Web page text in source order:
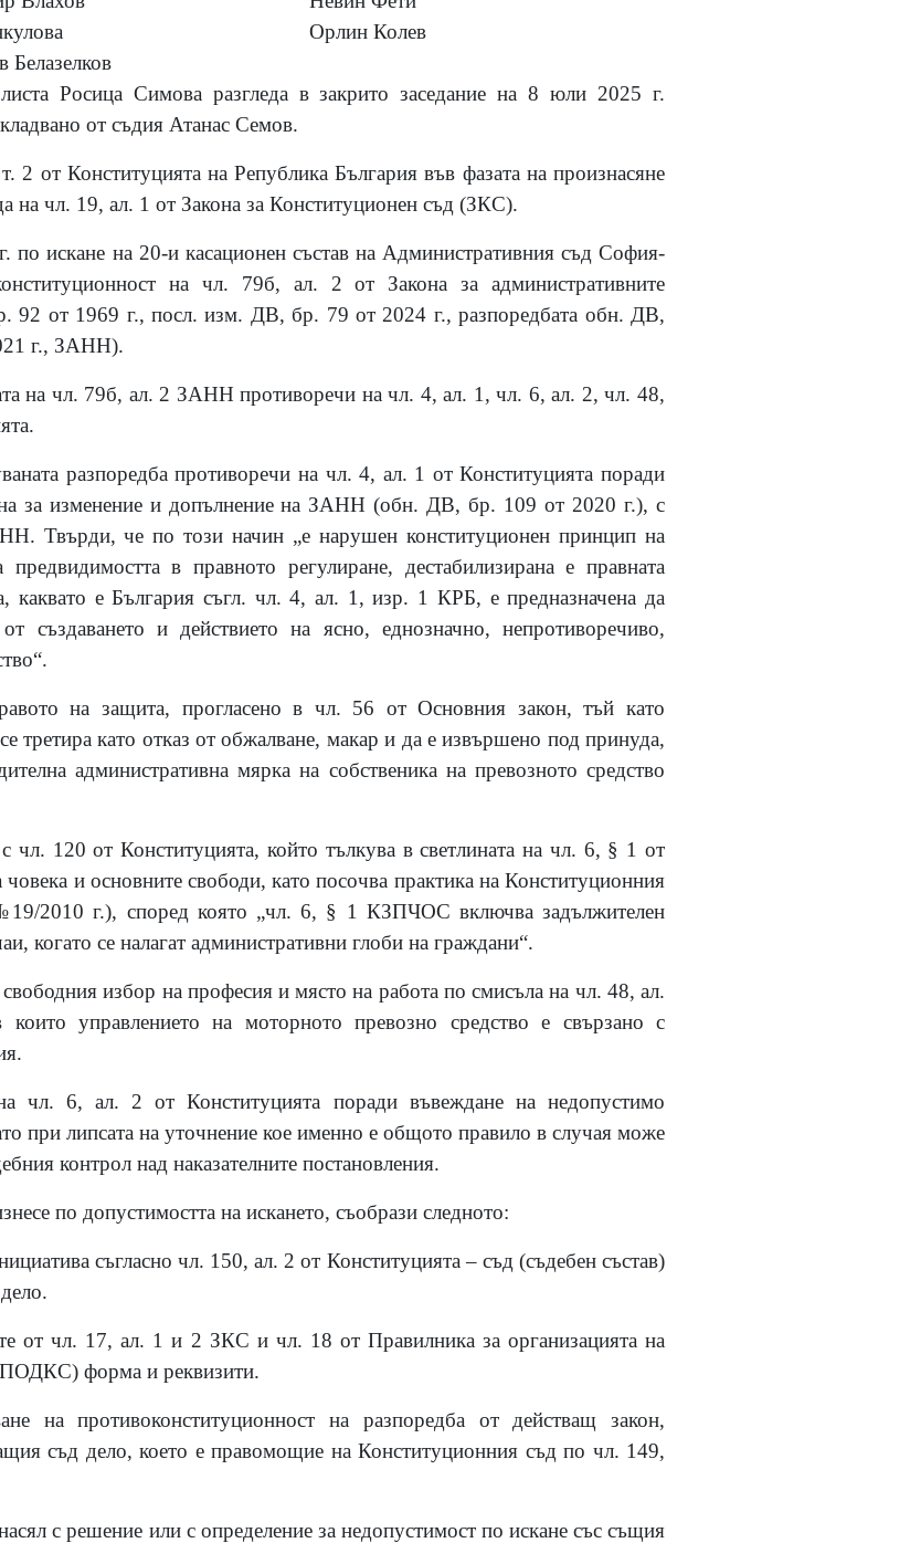
Орлин Колев
Белазелков
Росица Симова разгледа в закрито заседание на 8 юли 2025 г.
от съдия Атанас Семов.
2 от Конституцията на Република България във фазата на произнасяне
на чл. 19, ал. 1 от Закона за Конституционен съд (ЗКС).
по искане на 20-и касационен състав на Административния съд София-
на чл. 79б, ал. 2 от Закона за административните
92 от 1969 г., посл. изм. ДВ, бр. 79 от 2024 г., разпоредбата обн. ДВ,
г., ЗАНН).
на чл. 79б, ал. 2 ЗАНН противоречи на чл. 4, ал. 1, чл. 6, ал. 2, чл. 48,
разпоредба противоречи на чл. 4, ал. 1 от Конституцията поради
за изменение и допълнение на ЗАНН (обн. ДВ, бр. 109 от 2020 г.), с
Твърди, че по този начин „е нарушен конституционен принцип на
в правното регулиране, дестабилизирана е правната
каквато е България съгл. чл. 4, ал. 1, изр. 1 КРБ, е предназначена да
създаването и действието на ясно, еднозначно, непротиворечиво,
на защита, прогласено в чл. 56 от Основния закон, тъй като
третира като отказ от обжалване, макар и да е извършено под принуда,
административна мярка на собственика на превозното средство
чл. 120 от Конституцията, който тълкува в светлината на чл. 6, § 1 от
и основните свободи, като посочва практика на Конституционния
2010 г.), според която „чл. 6, § 1 КЗПЧОС включва задължителен
когато се налагат административни глоби на граждани“.
избор на професия и място на работа по смисъла на чл. 48, ал.
управлението на моторното превозно средство е свързано с
чл. 6, ал. 2 от Конституцията поради въвеждане на недопустимо
при липсата на уточнение кое именно е общото правило в случая може
контрол над наказателните постановления.
по допустимостта на искането, съобрази следното:
съгласно чл. 150, ал. 2 от Конституцията – съд (съдебен състав)
от чл. 17, ал. 1 и 2 ЗКС и чл. 18 от Правилника за организацията на
форма и реквизити.
на противоконституционност на разпоредба от действащ закон,
съд дело, което е правомощие на Конституционния съд по чл. 149,
с решение или с определение за недопустимост по искане със същия